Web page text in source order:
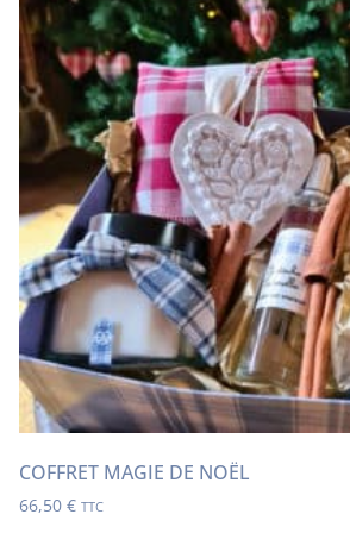
COFFRET MAGIE DE NOËL
66,50€ TTC